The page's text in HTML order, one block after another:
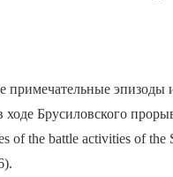
примечательные эпизоды
Брусиловского
of the battle activities of the